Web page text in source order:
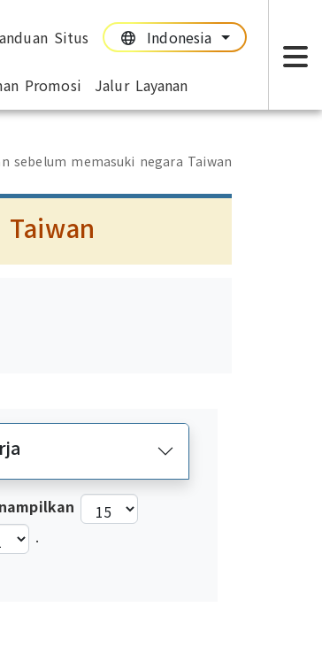
Situs Indonesia
Promosi Jalur Layanan
sebelum memasuki negara Taiwan
.